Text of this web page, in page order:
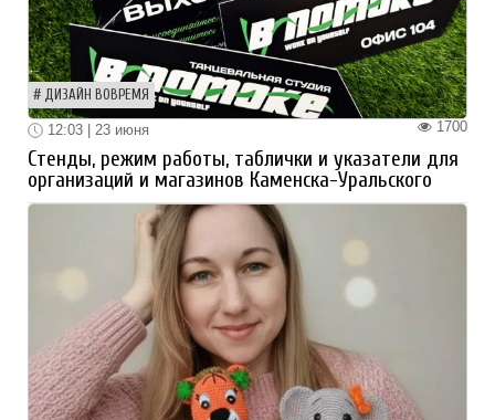
ДИЗАЙН ВОВРЕМЯ
1700
12:03 | 23 июня
Стенды, режим работы, таблички и указатели для
организаций и магазинов Каменска-Уральского